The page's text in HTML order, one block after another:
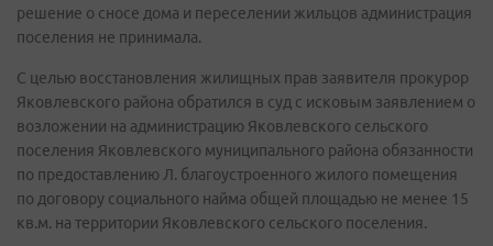
решение о сносе дома и переселении жильцов администрация
поселения не принимала.
С целью восстановления жилищных прав заявителя прокурор
Яковлевского района обратился в суд с исковым заявлением о
возложении на администрацию Яковлевского сельского
поселения Яковлевского муниципального района обязанности
по предоставлению Л. благоустроенного жилого помещения
по договору социального найма общей площадью не менее 15
кв.м. на территории Яковлевского сельского поселения.